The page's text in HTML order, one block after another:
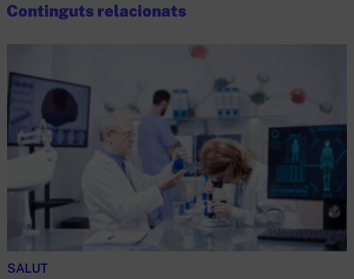
Continguts relacionats
SALUT